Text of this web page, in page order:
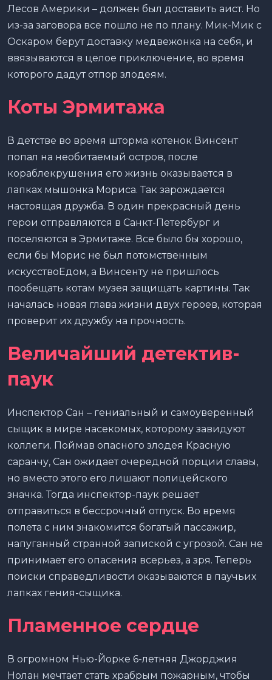
Лесов Америки – должен был доставить аист. Но
из-за заговора все пошло не по плану. Мик-Мик с
Оскаром берут доставку медвежонка на себя, и
ввязываются в целое приключение, во время
которого дадут отпор злодеям.
Коты Эрмитажа
В детстве во время шторма котенок Винсент
попал на необитаемый остров, после
кораблекрушения его жизнь оказывается в
лапках мышонка Мориса. Так зарождается
настоящая дружба. В один прекрасный день
герои отправляются в Санкт-Петербург и
поселяются в Эрмитаже. Все было бы хорошо,
если бы Морис не был потомственным
искусствоЕдом, а Винсенту не пришлось
пообещать котам музея защищать картины. Так
началась новая глава жизни двух героев, которая
проверит их дружбу на прочность.
Величайший детектив-
паук
Инспектор Сан – гениальный и самоуверенный
сыщик в мире насекомых, которому завидуют
коллеги. Поймав опасного злодея Красную
саранчу, Сан ожидает очередной порции славы,
но вместо этого его лишают полицейского
значка. Тогда инспектор-паук решает
отправиться в бессрочный отпуск. Во время
полета с ним знакомится богатый пассажир,
напуганный странной запиской с угрозой. Сан не
принимает его опасения всерьез, а зря. Теперь
поиски справедливости оказываются в паучьих
лапках гения-сыщика.
Пламенное сердце
В огромном Нью-Йорке 6-летняя Джорджия
Нолан мечтает стать храбрым пожарным, чтобы